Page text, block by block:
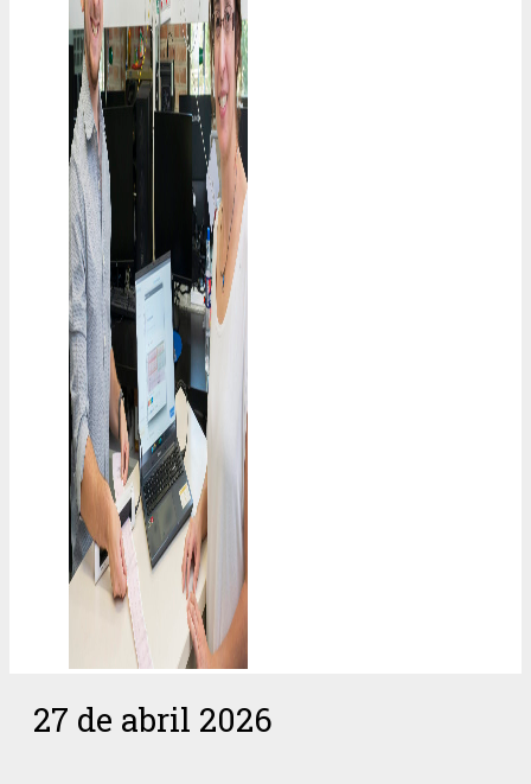
27 de abril 2026